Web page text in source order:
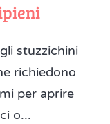
stuzzichini
richiedono
per aprire
o...